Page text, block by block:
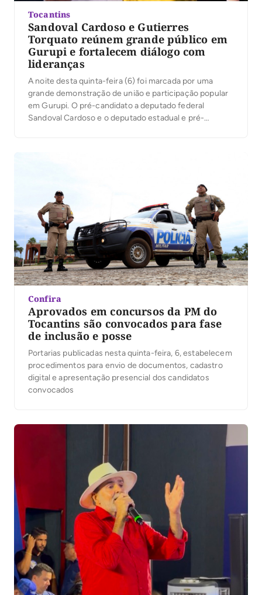
Tocantins
Sandoval Cardoso e Gutierres
Torquato reúnem grande público em
Gurupi e fortalecem diálogo com
lideranças
A noite desta quinta-feira (6) foi marcada por uma
grande demonstração de união e participação popular
em Gurupi. O pré-candidato a deputado federal
Sandoval Cardoso e o deputado estadual e pré-
Confira
Aprovados em concursos da PM do
Tocantins são convocados para fase
de inclusão e posse
Portarias publicadas nesta quinta-feira, 6, estabelecem
procedimentos para envio de documentos, cadastro
digital e apresentação presencial dos candidatos
convocados